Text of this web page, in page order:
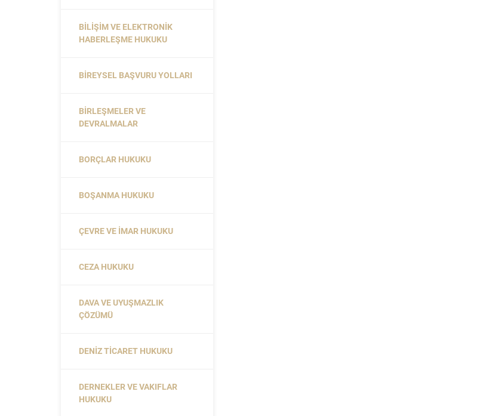
BILIŞIM VE ELEKTRONIK
HABERLEŞME HUKUKU
BIREYSEL BAŞVURU YOLLARI
BIRLEŞMELER VE
DEVRALMALAR
BORÇLAR HUKUKU
BOŞANMA HUKUKU
ÇEVRE VE İMAR HUKUKU
CEZA HUKUKU
DAVA VE UYUŞMAZLIK
ÇÖZÜMÜ
DENIZ TICARET HUKUKU
DERNEKLER VE VAKIFLAR
HUKUKU